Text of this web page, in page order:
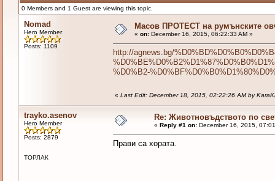
0 Members and 1 Guest are viewing this topic.
Nomad
Hero Member
Posts: 1109
Масов ПРОТЕСТ на румънските
« on:December 16, 2015, 06:22:33 AM »
http://agnews.bg/
%D0%B2-
« Last Edit: December 18, 2015, 02:22:26 AM by
trayko.asenov
Hero Member
Posts: 2879
ТОРЛАК
Re: Животновъдството по
« Reply #1 on:December 16, 2015,
Прави са хората.